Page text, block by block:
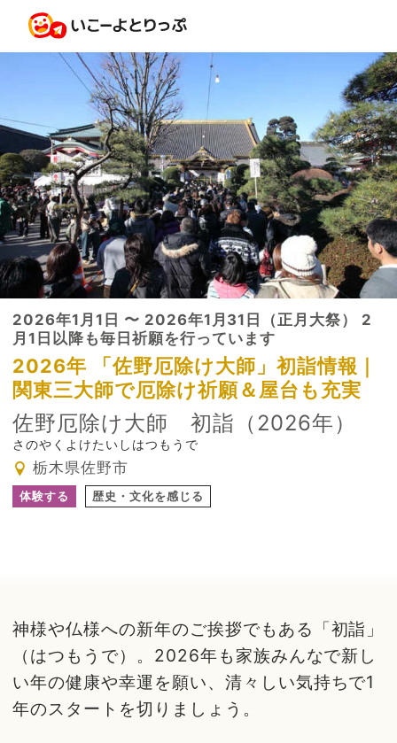
2026年1月1日 〜 2026年1月31日（正月大祭） 2
月1日以降も毎日祈願を行っています
2026年 「佐野厄除け大師」初詣情報｜
関東三大師で厄除け祈願＆屋台も充実
佐野厄除け大師 初詣（2026年）
さのやくよけたいしはつもうで
栃木県佐野市
体験する 歴史・文化を感じる
神様や仏様への新年のご挨拶でもある「初詣」
（はつもうで）。2026年も家族みんなで新し
い年の健康や幸運を願い、清々しい気持ちで1
年のスタートを切りましょう。